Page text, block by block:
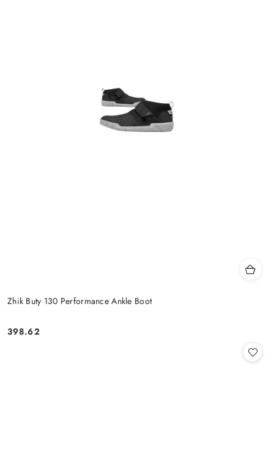
Zhik Buty 130 Performance Ankle Boot
Cena:
398.62